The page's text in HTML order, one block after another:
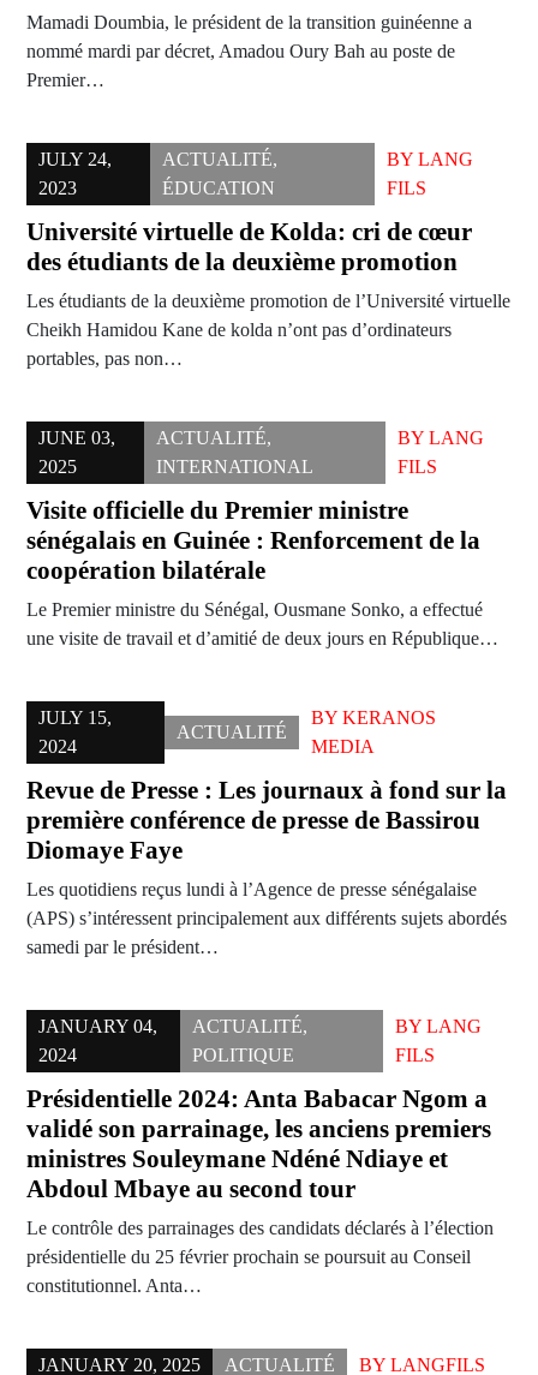
Mamadi Doumbia, le président de la transition guinéenne a
nommé mardi par décret, Amadou Oury Bah au poste de
Premier…
JULY 24,
2023
ACTUALITÉ,
ÉDUCATION
BYLANG
FILS
Université virtuelle de Kolda: cri de cœur
des étudiants de la deuxième promotion
Les étudiants de la deuxième promotion de l’Université virtuelle
Cheikh Hamidou Kane de kolda n’ont pas d’ordinateurs
portables, pas non…
JUNE 03,
2025
ACTUALITÉ,
INTERNATIONAL
BY LANG
FILS
Visite officielle du Premier ministre
sénégalais en Guinée : Renforcement de la
coopération bilatérale
Le Premier ministre du Sénégal, Ousmane Sonko, a effectué
une visite de travail et d’amitié de deux jours en République…
JULY 15,
2024
ACTUALITÉ
BY KERANOS
MEDIA
Revue de Presse : Les journaux à fond sur la
première conférence de presse de Bassirou
Diomaye Faye
Les quotidiens reçus lundi à l’Agence de presse sénégalaise
(APS) s’intéressent principalement aux différents sujets abordés
samedi par le président…
JANUARY 04,
2024
ACTUALITÉ,
POLITIQUE
BY LANG
FILS
Présidentielle 2024: Anta Babacar Ngom a
validé son parrainage, les anciens premiers
ministres Souleymane Ndéné Ndiaye et
Abdoul Mbaye au second tour
Le contrôle des parrainages des candidats déclarés à l’élection
présidentielle du 25 février prochain se poursuit au Conseil
constitutionnel. Anta…
JANUARY 20, 2025 ACTUALITÉ BY LANGFILS